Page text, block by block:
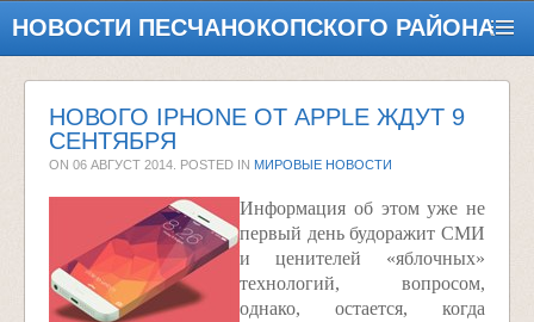
НОВОСТИ ПЕСЧАНОКОПСКОГО РАЙОНА
НОВОГО IPHONE ОТ APPLE ЖДУТ 9
СЕНТЯБРЯ
ON 06 АВГУСТ 2014 . POSTED IN МИРОВЫЕ НОВОСТИ
Информация об этом уже не
первый день будоражит СМИ
и ценителей «яблочных»
технологий, вопросом,
однако, остается, когда